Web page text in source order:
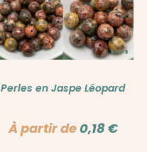
Perles en Jaspe Léopard
À partir de 0,18€